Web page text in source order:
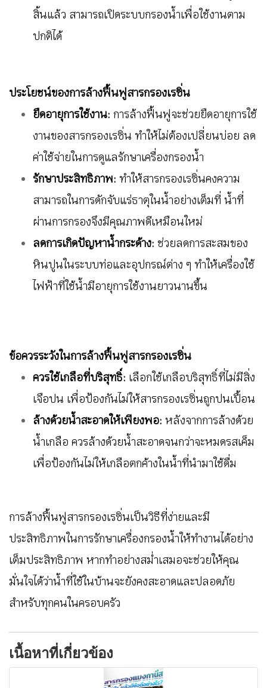
สิ้นแล้ว สามารถเปิดระบบกรองน้ำเพื่อใช้งานตาม
ปกติได้
ประโยชน์ของการล้างฟื้นฟูสารกรองเรซิ่น
ยืดอายุการใช้งาน: การล้างฟื้นฟูจะช่วยยืดอายุการใช้
งานของสารกรองเรซิ่น ทำให้ไม่ต้องเปลี่ยนบ่อย ลด
ค่าใช้จ่ายในการดูแลรักษาเครื่องกรองน้ำ
รักษาประสิทธิภาพ: ทำให้สารกรองเรซิ่นคงความ
สามารถในการดักจับแร่ธาตุในน้ำอย่างเต็มที่ น้ำที่
ผ่านการกรองจึงมีคุณภาพดีเหมือนใหม่
ลดการเกิดปัญหาน้ำกระด้าง: ช่วยลดการสะสมของ
หินปูนในระบบท่อและอุปกรณ์ต่าง ๆ ทำให้เครื่องใช้
ไฟฟ้าที่ใช้น้ำมีอายุการใช้งานยาวนานขึ้น
ข้อควรระวังในการล้างฟื้นฟูสารกรองเรซิ่น
ควรใช้เกลือที่บริสุทธิ์: เลือกใช้เกลือบริสุทธิ์ที่ไม่มีสิ่ง
เจือปน เพื่อป้องกันไม่ให้สารกรองเรซิ่นถูกปนเปื้อน
ล้างด้วยน้ำสะอาดให้เพียงพอ: หลังจากการล้างด้วย
น้ำเกลือ ควรล้างด้วยน้ำสะอาดจนกว่าจะหมดรสเค็ม
เพื่อป้องกันไม่ให้เกลือตกค้างในน้ำที่นำมาใช้ดื่ม
การล้างฟื้นฟูสารกรองเรซิ่นเป็นวิธีที่ง่ายและมี
ประสิทธิภาพในการรักษาเครื่องกรองน้ำให้ทำงานได้อย่าง
เต็มประสิทธิภาพ หากทำอย่างสม่ำเสมอจะช่วยให้คุณ
มั่นใจได้ว่าน้ำที่ใช้ในบ้านจะยังคงสะอาดและปลอดภัย
สำหรับทุกคนในครอบครัว
เนื้อหาที่เกี่ยวข้อง